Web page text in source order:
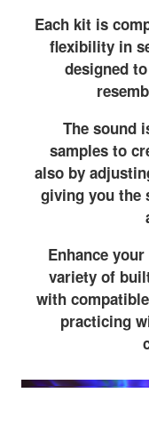
Each kit is
flexibility in
designed
The sound
samples to
also by
giving you the
Enhance
variety of
with
practicing